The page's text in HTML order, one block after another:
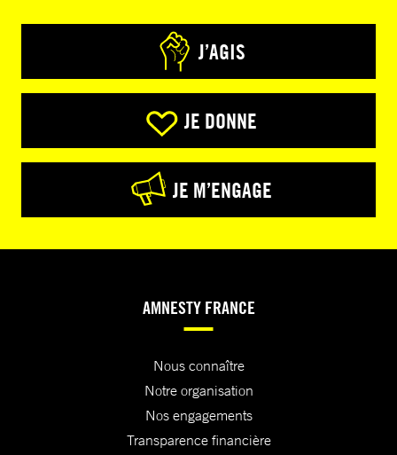
J’AGIS
JE DONNE
JE M’ENGAGE
AMNESTY FRANCE
Nous connaître
Notre organisation
Nos engagements
Transparence financière